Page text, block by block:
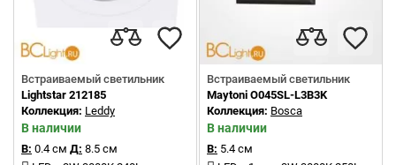
Встраиваемый светильник
Lightstar 212185
Коллекция: Leddy
В наличии
В: 0.4 см Д: 8.5 см
Встраиваемый светильник
Maytoni O045SL-L3B3K
Коллекция: Bosca
В наличии
В: 5.4 см